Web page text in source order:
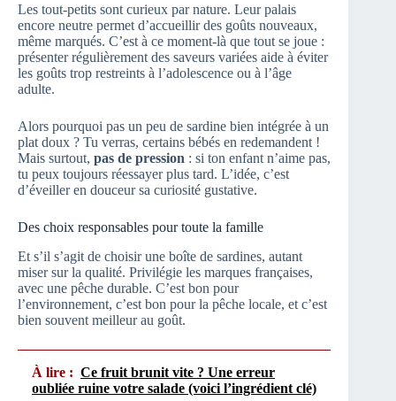
Les tout-petits sont curieux par nature. Leur palais
encore neutre permet d’accueillir des goûts nouveaux,
même marqués. C’est à ce moment-là que tout se joue :
présenter régulièrement des saveurs variées aide à éviter
les goûts trop restreints à l’adolescence ou à l’âge
adulte.
Alors pourquoi pas un peu de sardine bien intégrée à un
plat doux ? Tu verras, certains bébés en redemandent !
Mais surtout, pas de pression : si ton enfant n’aime pas,
tu peux toujours réessayer plus tard. L’idée, c’est
d’éveiller en douceur sa curiosité gustative.
Des choix responsables pour toute la famille
Et s’il s’agit de choisir une boîte de sardines, autant
miser sur la qualité. Privilégie les marques françaises,
avec une pêche durable. C’est bon pour
l’environnement, c’est bon pour la pêche locale, et c’est
bien souvent meilleur au goût.
À lire : Ce fruit brunit vite ? Une erreur
oubliée ruine votre salade (voici l’ingrédient clé)